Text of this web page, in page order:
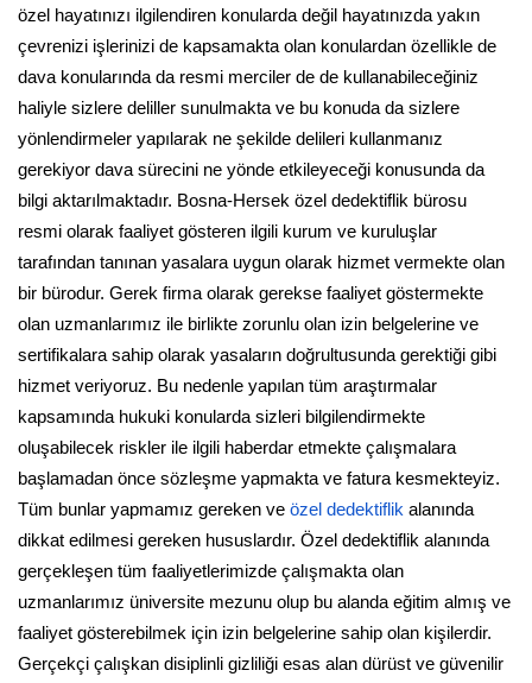
özel hayatınızı ilgilendiren konularda değil hayatınızda yakın
çevrenizi işlerinizi de kapsamakta olan konulardan özellikle de
dava konularında da resmi merciler de de kullanabileceğiniz
haliyle sizlere deliller sunulmakta ve bu konuda da sizlere
yönlendirmeler yapılarak ne şekilde delileri kullanmanız
gerekiyor dava sürecini ne yönde etkileyeceği konusunda da
bilgi aktarılmaktadır. Bosna-Hersek özel dedektiflik bürosu
resmi olarak faaliyet gösteren ilgili kurum ve kuruluşlar
tarafından tanınan yasalara uygun olarak hizmet vermekte olan
bir bürodur. Gerek firma olarak gerekse faaliyet göstermekte
olan uzmanlarımız ile birlikte zorunlu olan izin belgelerine ve
sertifikalara sahip olarak yasaların doğrultusunda gerektiği gibi
hizmet veriyoruz. Bu nedenle yapılan tüm araştırmalar
kapsamında hukuki konularda sizleri bilgilendirmekte
oluşabilecek riskler ile ilgili haberdar etmekte çalışmalara
başlamadan önce sözleşme yapmakta ve fatura kesmekteyiz.
Tüm bunlar yapmamız gereken ve özel dedektiflik alanında
dikkat edilmesi gereken hususlardır. Özel dedektiflik alanında
gerçekleşen tüm faaliyetlerimizde çalışmakta olan
uzmanlarımız üniversite mezunu olup bu alanda eğitim almış ve
faaliyet gösterebilmek için izin belgelerine sahip olan kişilerdir.
Gerçekçi çalışkan disiplinli gizliliği esas alan dürüst ve güvenilir